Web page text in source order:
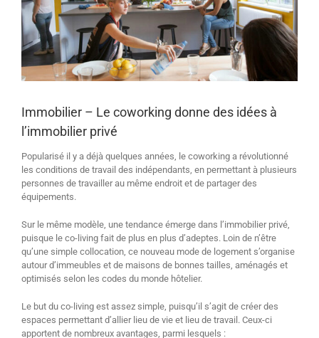
Immobilier – Le coworking donne des idées à
l’immobilier privé
Popularisé il y a déjà quelques années, le coworking a révolutionné
les conditions de travail des indépendants, en permettant à plusieurs
personnes de travailler au même endroit et de partager des
équipements.
Sur le même modèle, une tendance émerge dans l’immobilier privé,
puisque le co-living fait de plus en plus d’adeptes. Loin de n’être
qu’une simple collocation, ce nouveau mode de logement s’organise
autour d’immeubles et de maisons de bonnes tailles, aménagés et
optimisés selon les codes du monde hôtelier.
Le but du co-living est assez simple, puisqu’il s’agit de créer des
espaces permettant d’allier lieu de vie et lieu de travail. Ceux-ci
apportent de nombreux avantages, parmi lesquels :